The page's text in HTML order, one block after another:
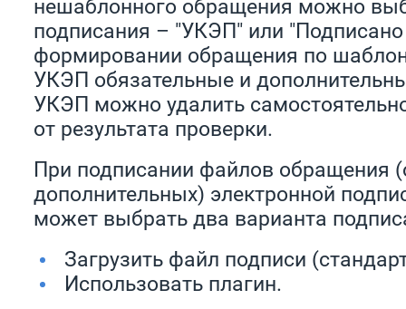
нешаблонного обращения можно
подписания – "УКЭП" или
формировании обращения по
УКЭП обязательные и
УКЭП можно удалить
от результата проверки.
При подписании файлов обращения
дополнительных) электронной
может выбрать два варианта
Загрузить файл подписи
Использовать плагин.